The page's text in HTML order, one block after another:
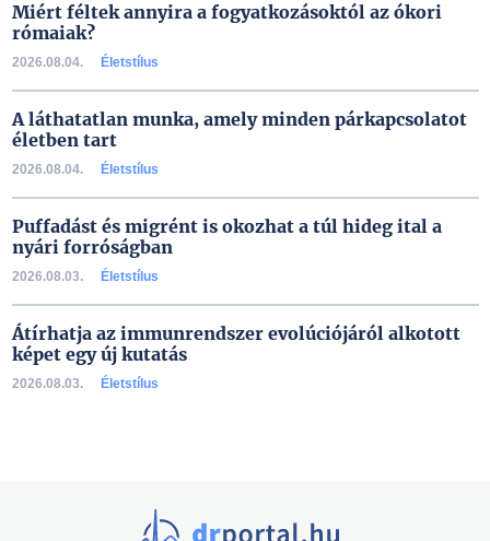
Miért féltek annyira a fogyatkozásoktól az ókori
rómaiak?
2026.08.04. Életstílus
A láthatatlan munka, amely minden párkapcsolatot
életben tart
2026.08.04. Életstílus
Puffadást és migrént is okozhat a túl hideg ital a
nyári forróságban
2026.08.03. Életstílus
Átírhatja az immunrendszer evolúciójáról alkotott
képet egy új kutatás
2026.08.03. Életstílus